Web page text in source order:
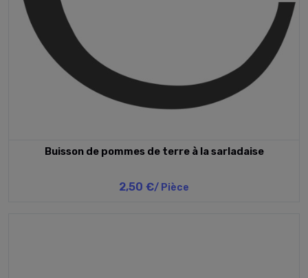
Buisson de pommes de terre à la sarladaise
2,50 €/ Pièce